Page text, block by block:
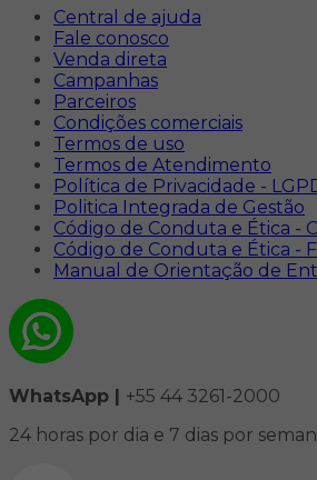
Central de ajuda
Fale conosco
Venda direta
Campanhas
Parceiros
Condições comerciais
Termos de uso
Termos de Atendimento
Política de Privacidade -
Politica Integrada de Gestão
Código de Conduta e Ética -
Código de Conduta e Ética -
Manual de Orientação de
WhatsApp | +55 44 3261-2000
24 horas por dia e 7 dias por